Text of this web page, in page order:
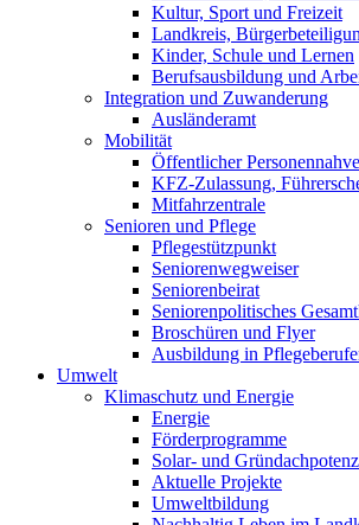
Kultur, Sport und Freizeit
Landkreis,
Kinder, Schule und Lernen
Berufsausbildung und
Integration und Zuwanderung
Ausländeramt
Mobilität
Öffentlicher
KFZ-Zulassung,
Mitfahrzentrale
Senioren und Pflege
Pflegestützpunkt
Seniorenwegweiser
Seniorenbeirat
Seniorenpolitisches
Broschüren und Flyer
Ausbildung in
Umwelt
Klimaschutz und Energie
Energie
Förderprogramme
Solar- und
Aktuelle Projekte
Umweltbildung